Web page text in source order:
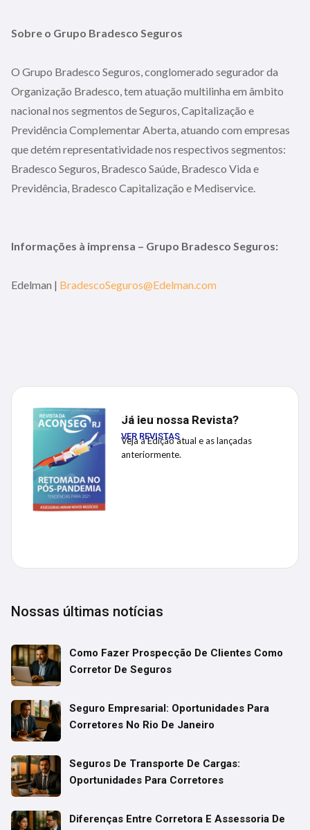
Sobre o Grupo Bradesco Seguros
O Grupo Bradesco Seguros, conglomerado segurador da
Organização Bradesco, tem atuação multilinha em âmbito
nacional nos segmentos de Seguros, Capitalização e
Previdência Complementar Aberta, atuando com empresas
que detém representatividade nos respectivos segmentos:
Bradesco Seguros, Bradesco Saúde, Bradesco Vida e
Previdência, Bradesco Capitalização e Mediservice.
Informações à imprensa – Grupo Bradesco Seguros:
Edelman | BradescoSeguros@Edelman.com
Já leu nossa Revista?
Veja a Edição atual e as lançadas
anteriormente.
VER REVISTAS
Nossas últimas notícias
Como Fazer Prospecção De Clientes Como
Corretor De Seguros
Seguro Empresarial: Oportunidades Para
Corretores No Rio De Janeiro
Seguros De Transporte De Cargas:
Oportunidades Para Corretores
Diferenças Entre Corretora E Assessoria De